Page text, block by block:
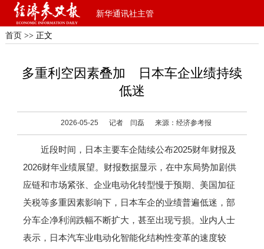
新华通讯社主管
首页 >> 正文
多重利空因素叠加 日本车企业绩持续
低迷
2026-05-25 记者 闫磊 来源：经济参考报
近段时间，日本主要车企陆续公布2025财年财报及
2026财年业绩展望。财报数据显示，在中东局势加剧供
应链和市场紧张、企业电动化转型慢于预期、美国加征
关税等多重因素影响下，日本车企的业绩普遍低迷，部
分车企净利润跌幅不断扩大，甚至出现亏损。业内人士
表示，日本汽车业电动化智能化结构性变革的速度较